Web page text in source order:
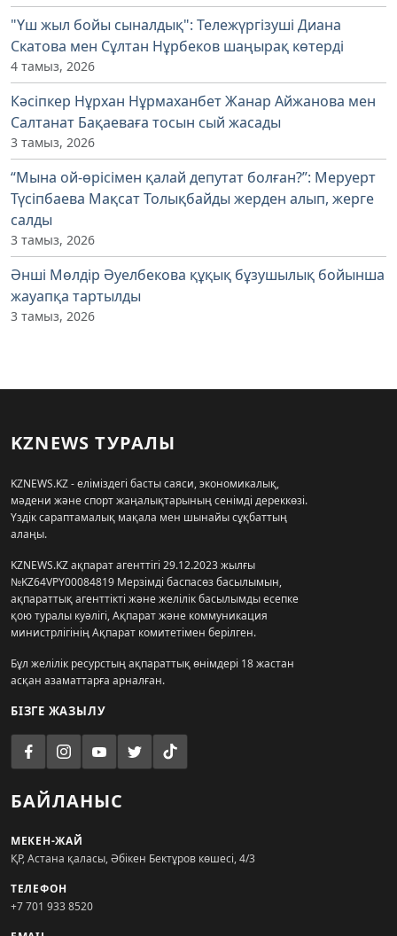
"Үш жыл бойы сыналдық": Тележүргізуші Диана
Скатова мен Сұлтан Нұрбеков шаңырақ көтерді
4 тамыз, 2026
Кәсіпкер Нұрхан Нұрмаханбет Жанар Айжанова мен
Салтанат Бақаеваға тосын сый жасады
3 тамыз, 2026
“Мына ой-өрісімен қалай депутат болған?”: Меруерт
Түсіпбаева Мақсат Толықбайды жерден алып, жерге
салды
3 тамыз, 2026
Әнші Мөлдір Әуелбекова құқық бұзушылық бойынша
жауапқа тартылды
3 тамыз, 2026
KZNEWS ТУРАЛЫ
KZNEWS.KZ - еліміздегі басты саяси, экономикалық,
мәдени және спорт жаңалықтарының сенімді дереккөзі.
Үздік сараптамалық мақала мен шынайы сұқбаттың
алаңы.
KZNEWS.KZ ақпарат агенттігі 29.12.2023 жылғы
№KZ64VPY00084819 Мерзімді баспасөз басылымын,
ақпараттық агенттікті және желілік басылымды есепке
қою туралы куәлігі, Ақпарат және коммуникация
министрлігінің Ақпарат комитетімен берілген.
Бұл желілік ресурстың ақпараттық өнімдері 18 жастан
асқан азаматтарға арналған.
БІЗГЕ ЖАЗЫЛУ
БАЙЛАНЫС
МЕКЕН-ЖАЙ
ҚР, Астана қаласы, Әбікен Бектұров көшесі, 4/3
ТЕЛЕФОН
+7 701 933 8520